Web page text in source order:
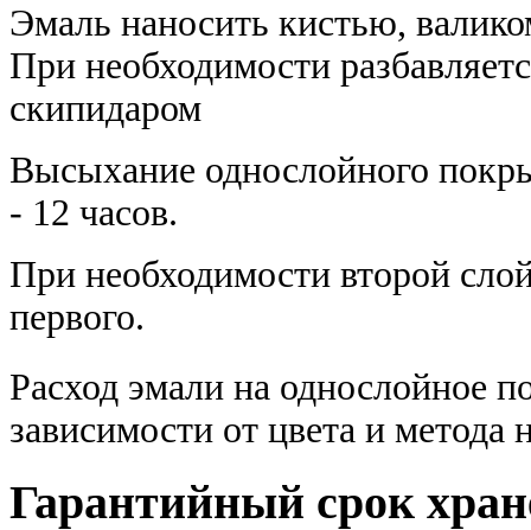
Эмаль наносить кистью,
При необходимости
скипидаром
Высыхание однослойного
- 12 часов.
При необходимости второй
первого.
Расход эмали на однослойное
зависимости от цвета и метода
Гарантийный срок